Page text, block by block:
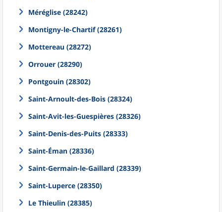
Méréglise (28242)
Montigny-le-Chartif (28261)
Mottereau (28272)
Orrouer (28290)
Pontgouin (28302)
Saint-Arnoult-des-Bois (28324)
Saint-Avit-les-Guespières (28326)
Saint-Denis-des-Puits (28333)
Saint-Éman (28336)
Saint-Germain-le-Gaillard (28339)
Saint-Luperce (28350)
Le Thieulin (28385)